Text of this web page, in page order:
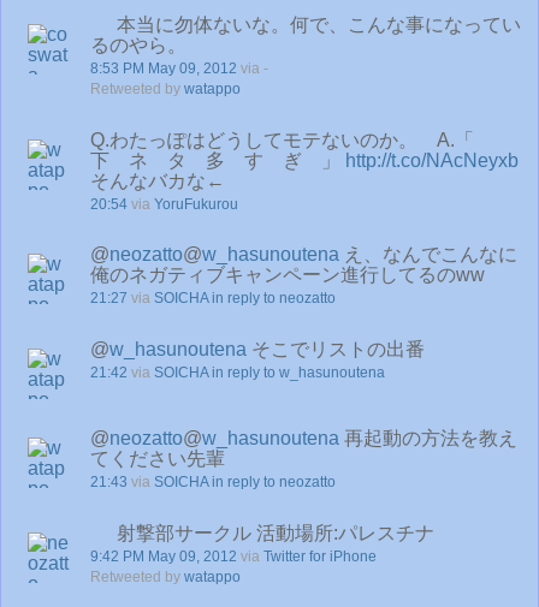
本当に勿体ないな。何で、こんな事になってい
るのやら。
8:53 PM May 09, 2012 via -
Retweeted by watappo
Q.わたっぽはどうしてモテないのか。 A.「
下 ネ タ 多 す ぎ 」
http://t.co/NAcNeyxb
そんなバカな←
20:54 via YoruFukurou
@neozatto@w_hasunoutena え、なんでこんなに
俺のネガティブキャンペーン進行してるのww
21:27 via SOICHA in reply to neozatto
@w_hasunoutena そこでリストの出番
21:42 via SOICHA in reply to w_hasunoutena
@neozatto@w_hasunoutena 再起動の方法を教え
てください先輩
21:43 via SOICHA in reply to neozatto
射撃部サークル 活動場所:パレスチナ
9:42 PM May 09, 2012 via Twitter for iPhone
Retweeted by watappo